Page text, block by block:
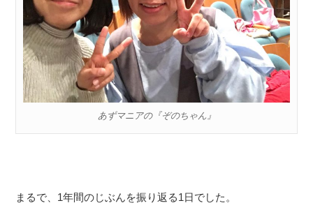
あずマニアの『ぞのちゃん』
まるで、1年間のじぶんを振り返る1日でした。